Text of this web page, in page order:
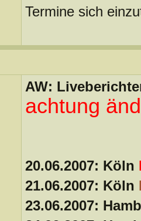
Termine sich
AW:
achtung
20.06.2007: Köln
21.06.2007: Köln
23.06.2007: